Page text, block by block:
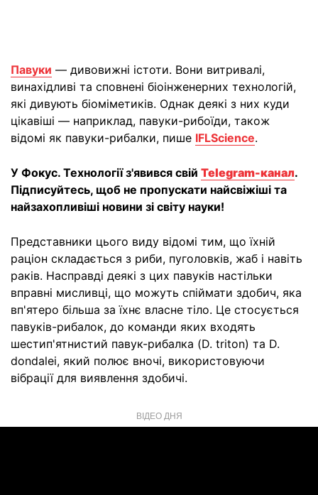
Павуки — дивовижні істоти. Вони витривалі,
винахідливі та сповнені біоінженерних технологій,
які дивують біоміметиків. Однак деякі з них куди
цікавіші — наприклад, павуки-рибоїди, також
відомі як павуки-рибалки, пише IFLScience.
У Фокус. Технології з'явився свій Telegram-канал.
Підписуйтесь, щоб не пропускати найсвіжіші та
найзахопливіші новини зі світу науки!
Представники цього виду відомі тим, що їхній
раціон складається з риби, пуголовків, жаб і навіть
раків. Насправді деякі з цих павуків настільки
вправні мисливці, що можуть спіймати здобич, яка
вп'ятеро більша за їхнє власне тіло. Це стосується
павуків-рибалок, до команди яких входять
шестип'ятнистий павук-рибалка (D. triton) та D.
dondalei, який полює вночі, використовуючи
вібрації для виявлення здобичі.
ВІДЕО ДНЯ